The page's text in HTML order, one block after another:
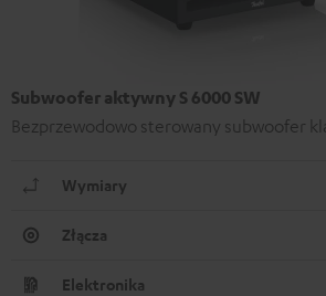
Subwoofer aktywny S 6000 SW
Bezprzewodowo sterowany subwoofer
Wymiary
Złącza
Elektronika